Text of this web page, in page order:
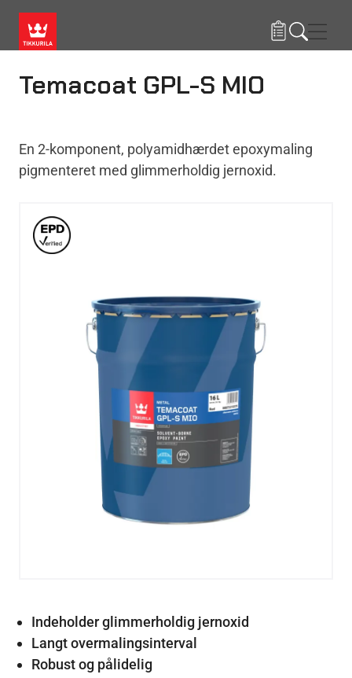
Temacoat GPL-S MIO
En 2-komponent, polyamidhærdet epoxymaling
pigmenteret med glimmerholdig jernoxid.
Indeholder glimmerholdig jernoxid
Langt overmalingsinterval
Robust og pålidelig